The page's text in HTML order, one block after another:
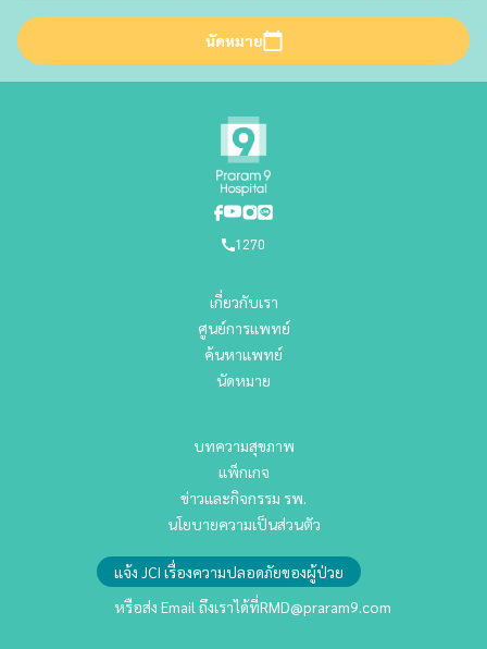
นัดหมาย
1270
เกี่ยวกับเรา
ศูนย์การแพทย์
ค้นหาแพทย์
นัดหมาย
บทความสุขภาพ
แพ็กเกจ
ข่าวและกิจกรรม รพ.
นโยบายความเป็นส่วนตัว
แจ้ง JCI เรื่องความปลอดภัยของผู้ป่วย
หรือส่ง Email ถึงเราได้ที่RMD@praram9.com